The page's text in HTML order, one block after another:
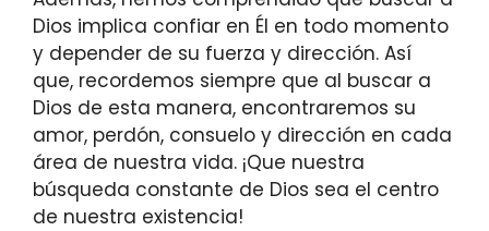
Dios implica confiar en Él en todo momento
y depender de su fuerza y dirección. Así
que, recordemos siempre que al buscar a
Dios de esta manera, encontraremos su
amor, perdón, consuelo y dirección en cada
área de nuestra vida. ¡Que nuestra
búsqueda constante de Dios sea el centro
de nuestra existencia!